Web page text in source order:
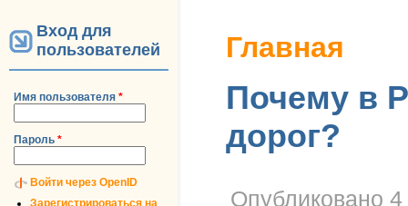
Вход для
пользователей
Имя пользователя *
Пароль *
Войти через OpenID
Зарегистрироваться на
Вы здесь
Главная
Почему в
дорог?
Опубликовано 4